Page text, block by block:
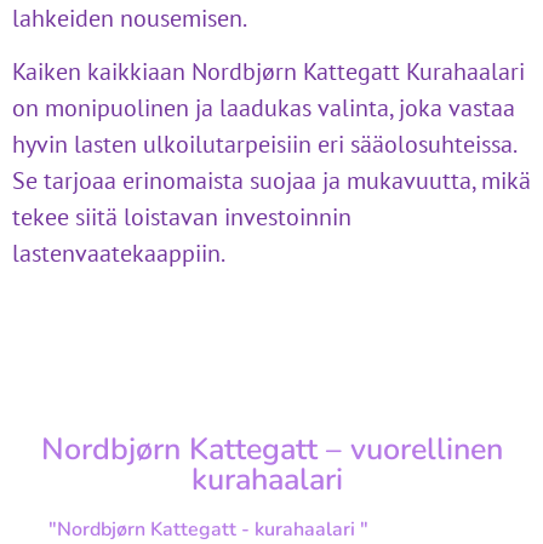
lahkeiden nousemisen.
Kaiken kaikkiaan Nordbjørn Kattegatt Kurahaalari
on monipuolinen ja laadukas valinta, joka vastaa
hyvin lasten ulkoilutarpeisiin eri sääolosuhteissa.
Se tarjoaa erinomaista suojaa ja mukavuutta, mikä
tekee siitä loistavan investoinnin
lastenvaatekaappiin.
Nordbjørn Kattegatt – vuorellinen
kurahaalari
"Nordbjørn Kattegatt - kurahaalari "